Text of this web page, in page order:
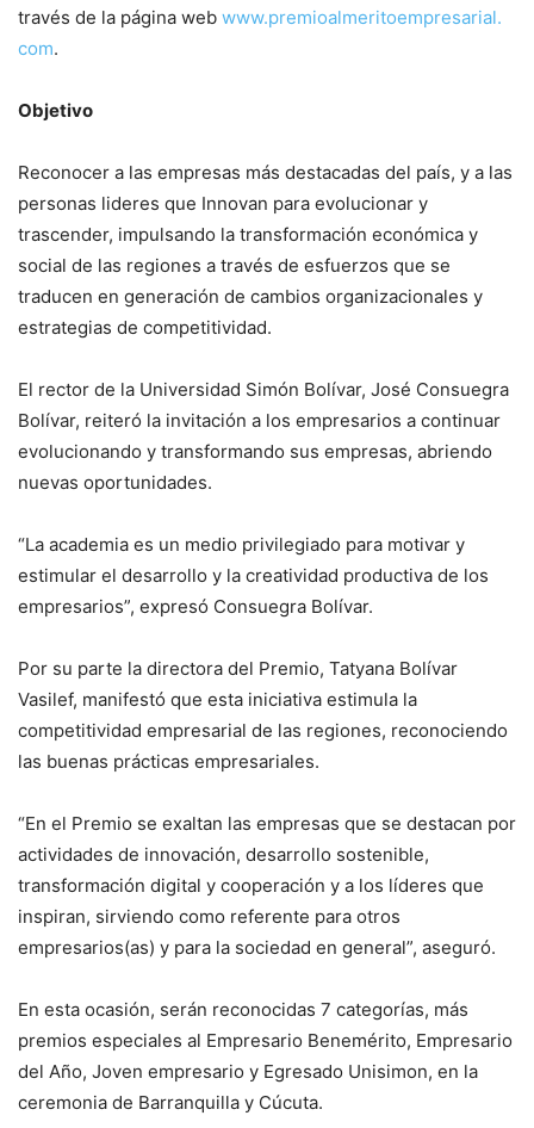
través de la página web www.premioalmeritoempresarial.
com.
Objetivo
Reconocer a las empresas más destacadas del país, y a las
personas lideres que Innovan para evolucionar y
trascender, impulsando la transformación económica y
social de las regiones a través de esfuerzos que se
traducen en generación de cambios organizacionales y
estrategias de competitividad.
El rector de la Universidad Simón Bolívar, José Consuegra
Bolívar, reiteró la invitación a los empresarios a continuar
evolucionando y transformando sus empresas, abriendo
nuevas oportunidades.
“La academia es un medio privilegiado para motivar y
estimular el desarrollo y la creatividad productiva de los
empresarios”, expresó Consuegra Bolívar.
Por su parte la directora del Premio, Tatyana Bolívar
Vasilef, manifestó que esta iniciativa estimula la
competitividad empresarial de las regiones, reconociendo
las buenas prácticas empresariales.
“En el Premio se exaltan las empresas que se destacan por
actividades de innovación, desarrollo sostenible,
transformación digital y cooperación y a los líderes que
inspiran, sirviendo como referente para otros
empresarios(as) y para la sociedad en general”, aseguró.
En esta ocasión, serán reconocidas 7 categorías, más
premios especiales al Empresario Benemérito, Empresario
del Año, Joven empresario y Egresado Unisimon, en la
ceremonia de Barranquilla y Cúcuta.